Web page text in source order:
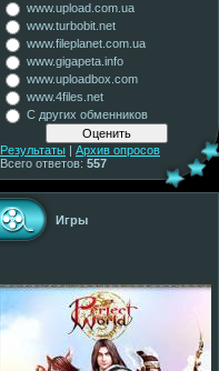
www.upload.com.ua
www.turbobit.net
www.fileplanet.com.ua
www.gigapeta.info
www.uploadbox.com
www.4files.net
С других обменников
Результаты | Архив опросов
Всего ответов: 557
Игры